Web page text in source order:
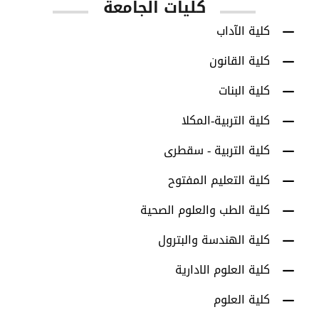
كليات الجامعة
كلية الآداب
كلية القانون
كلية البنات
كلية التربية-المكلا
كلية التربية - سقطرى
كلية التعليم المفتوح
كلية الطب والعلوم الصحية
كلية الهندسة والبترول
كلية العلوم الادارية
كلية العلوم